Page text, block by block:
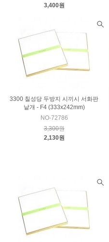
3,400원
3300 칠성당 두방지 시끼시 서화판
낱개 - F4 (333x242mm)
NO-72786
3,300원
2,130원